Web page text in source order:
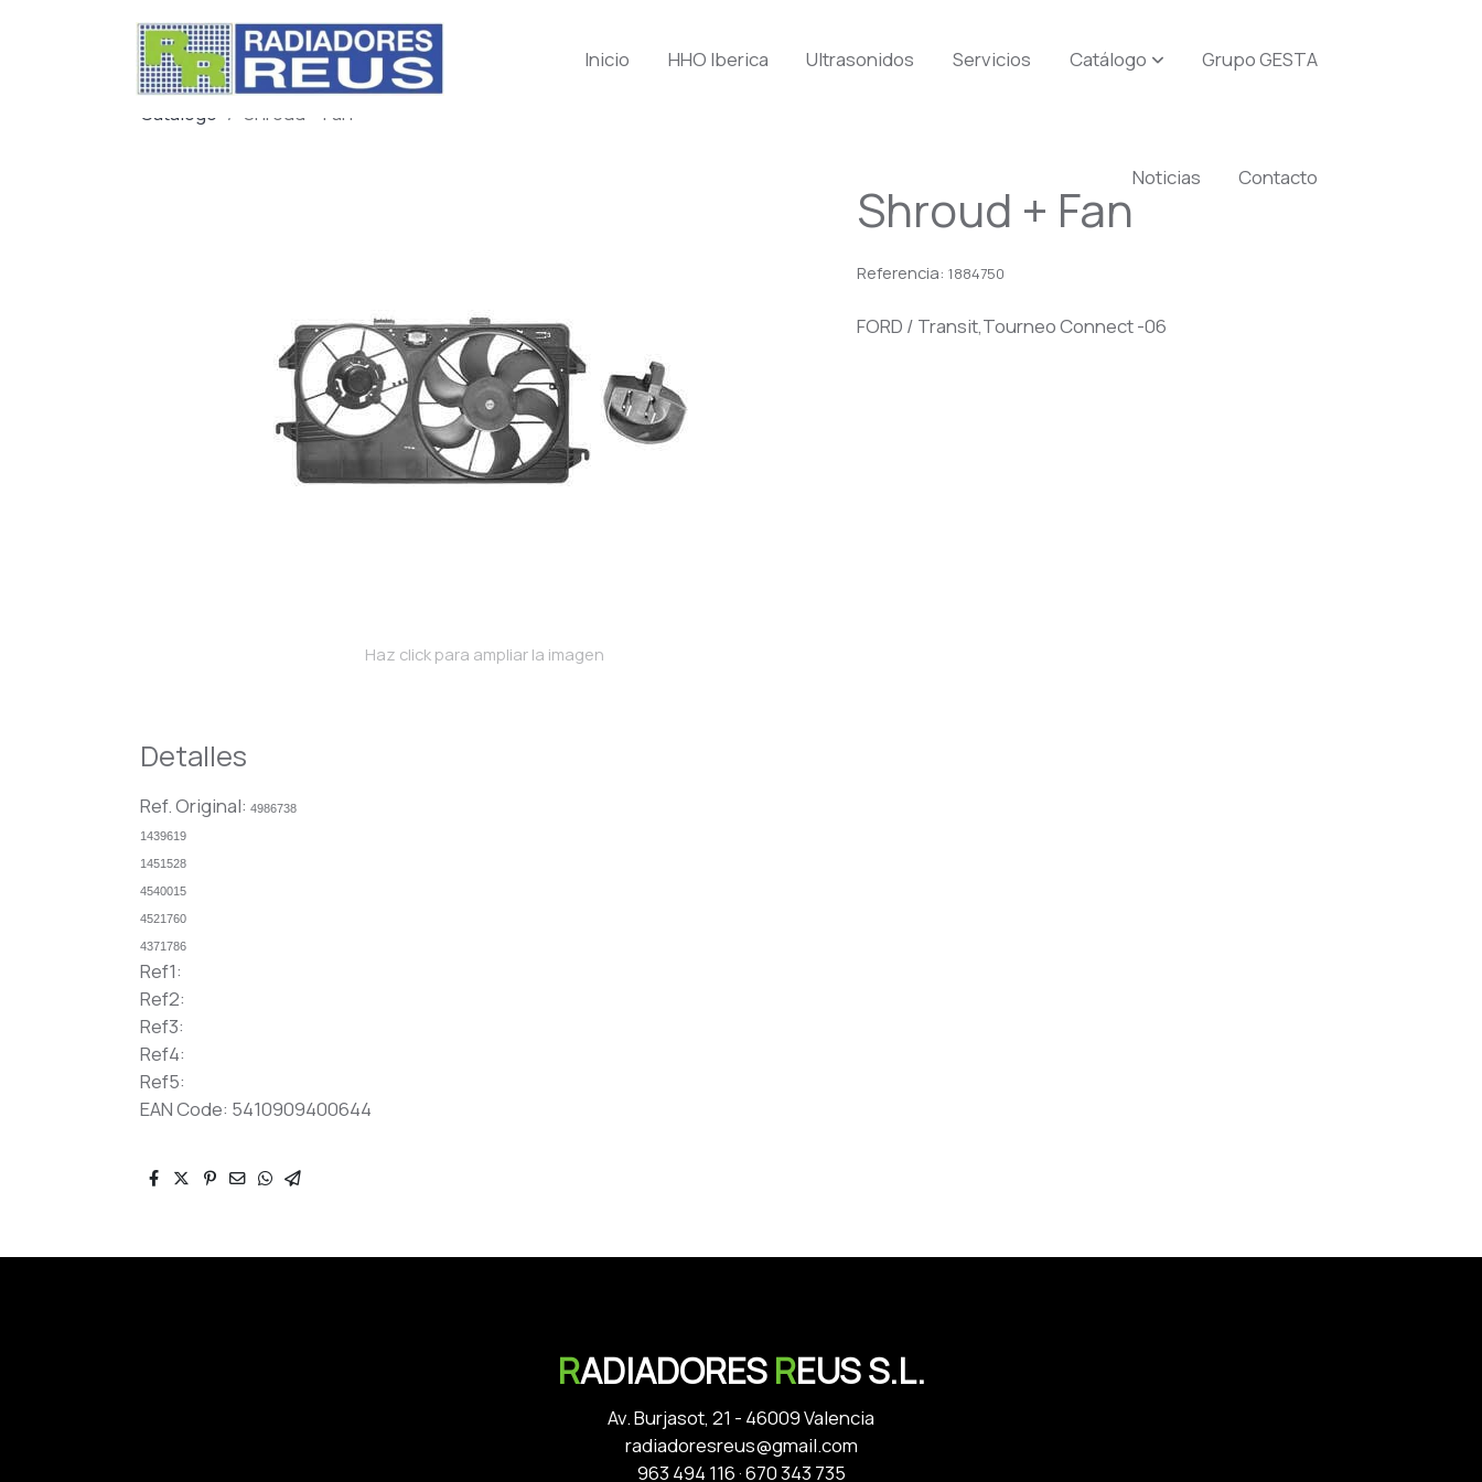
Inicio HHO Iberica Ultrasonidos Servicios Catálogo Grupo GESTA
Noticias Contacto
Catálogo Shroud + Fan
Haz click para ampliar la imagen
Detalles
Ref. Original:4986738
1439619
1451528
4540015
4521760
4371786
Ref1:
Ref2:
Ref3:
Ref4:
Ref5:
EAN Code: 5410909400644
Shroud + Fan
Referencia:1884750
FORD / Transit,Tourneo Connect -06
RADIADORESREUS S.L.
Av. Burjasot, 21 - 46009 Valencia
radiadoresreus@gmail.com
963 494 116·670 343 735